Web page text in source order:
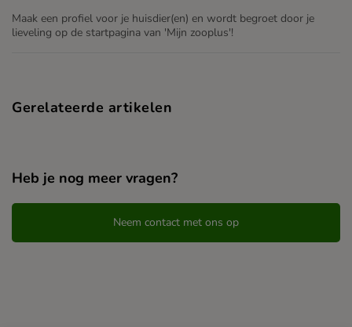
Maak een profiel voor je huisdier(en) en wordt begroet door je
lieveling op de startpagina van 'Mijn zooplus'!
Gerelateerde artikelen
Heb je nog meer vragen?
Neem contact met ons op